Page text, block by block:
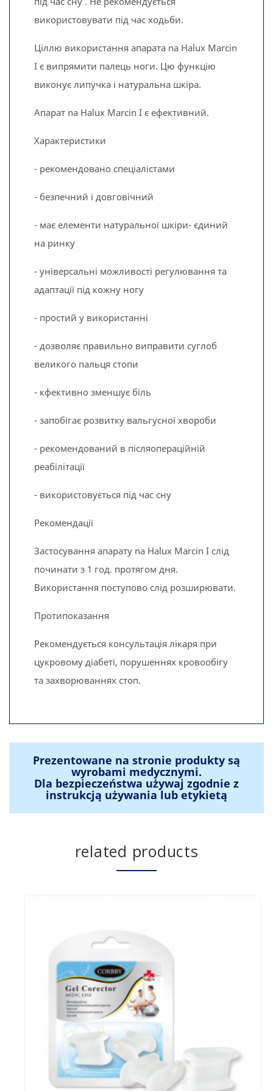
використовувати під час ходьби.
Ціллю використання апарата na Halux Marcin
I є випрямити палець ноги. Цю функцію
виконує липучка і натуральна шкіра.
Апарат na Halux Marcin I є ефективний.
Характеристики
- рекомендовано спеціалістами
- безпечний і довговічний
- має елементи натуральної шкіри- єдиний
на ринку
- універсальні можливості регулювання та
адаптації під кожну ногу
- простий у використанні
- дозволяє правильно виправити суглоб
великого пальця стопи
- кфективно зменшує біль
- запобігає розвитку вальгусної хвороби
- рекомендований в післяопераційній
реабілітації
- використовується під час сну
Рекомендації
Застосування апарату na Halux Marcin I слід
починати з 1 год. протягом дня.
Використання поступово слід розширювати.
Протипоказання
Рекомендується консультація лікаря при
цукровому діабеті, порушеннях кровообігу
та захворюваннях стоп.
Prezentowane na stronie produkty są
wyrobami medycznymi.
Dla bezpieczeństwa używaj zgodnie z
instrukcją używania lub etykietą
related products